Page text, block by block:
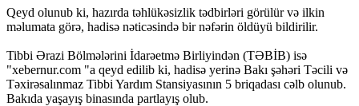
Qeyd olunub ki, hazırda təhlükəsizlik tədbirləri görülür və ilkin
məlumata görə, hadisə nəticəsində bir nəfərin öldüyü bildirilir.
Tibbi Ərazi Bölmələrini İdarəetmə Birliyindən (TƏBİB) isə
"xebernur.com "a qeyd edilib ki, hadisə yerinə Bakı şəhəri Təcili və
Təxirəsalınmaz Tibbi Yardım Stansiyasının 5 briqadası cəlb olunub.
Bakıda yaşayış binasında partlayış olub.